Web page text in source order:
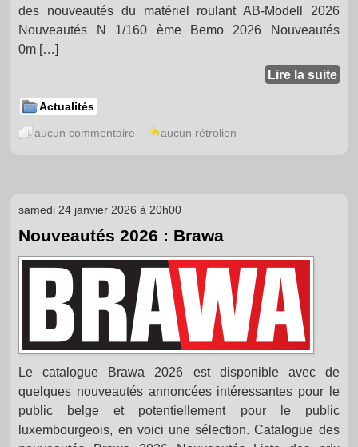
des nouveautés du matériel roulant AB-Modell 2026
Nouveautés N 1/160 ème Bemo 2026 Nouveautés
0m […]
Lire la suite
Actualités
aucun commentaire aucun rétrolien
samedi 24 janvier 2026 à 20h00
Nouveautés 2026 : Brawa
Le catalogue Brawa 2026 est disponible avec de
quelques nouveautés annoncées intéressantes pour le
public belge et potentiellement pour le public
luxembourgeois, en voici une sélection. Catalogue des